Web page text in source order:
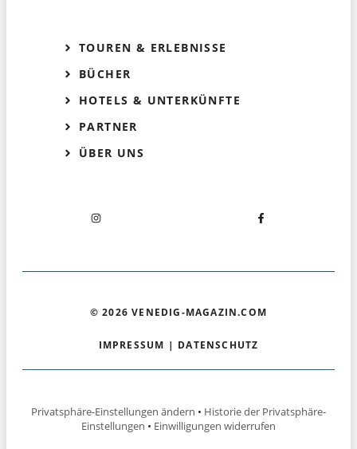
TOUREN & ERLEBNISSE
BÜCHER
HOTELS & UNTERKÜNFTE
PARTNER
ÜBER UNS
© 2026 VENEDIG-MAGAZIN.COM
IMPRESSUM | DATENSCHUTZ
Privatsphäre-Einstellungen ändern • Historie der Privatsphäre-
Einstellungen • Einwilligungen widerrufen